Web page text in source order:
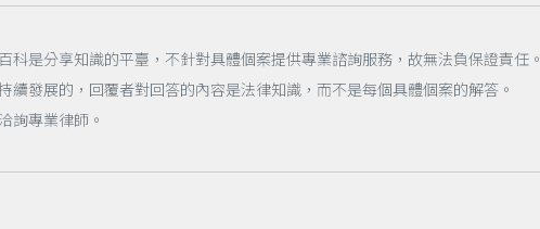
科是分享知識的平臺，不針對具體個案提供專業諮詢服務，故無法負保證責任。
續發展的，回覆者對回答的內容是法律知識，而不是每個具體個案的解答。
詢專業律師。